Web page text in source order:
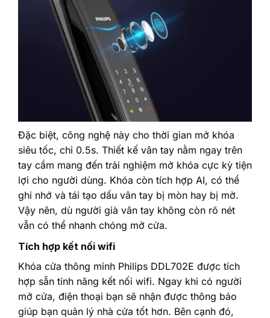
Đặc biệt, công nghệ này cho thời gian mở khóa
siêu tốc, chỉ 0.5s. Thiết kế vân tay nằm ngay trên
tay cầm mang đến trải nghiệm mở khóa cực kỳ tiện
lợi cho người dùng. Khóa còn tích hợp AI, có thể
ghi nhớ và tái tạo dấu vân tay bị mòn hay bị mờ.
Vậy nên, dù người già vân tay không còn rõ nét
vẫn có thể nhanh chóng mở cửa.
Tích hợp kết nối wifi
Khóa cửa thông minh Philips DDL702E được tích
hợp sẵn tính năng kết nối wifi. Ngay khi có người
mở cửa, điện thoại bạn sẽ nhận được thông báo
giúp bạn quản lý nhà cửa tốt hơn. Bên cạnh đó,